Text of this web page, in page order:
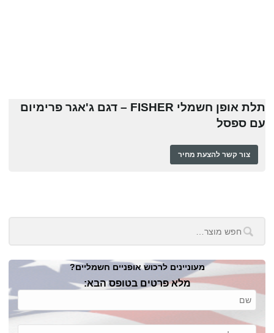
תלת אופן חשמלי FISHER – דגם ג'אגר פרימיום
עם ספסל
צור קשר להצעת מחיר
מעוניינים לרכוש אופניים חשמליים?
מלא פרטים בטופס הבא: